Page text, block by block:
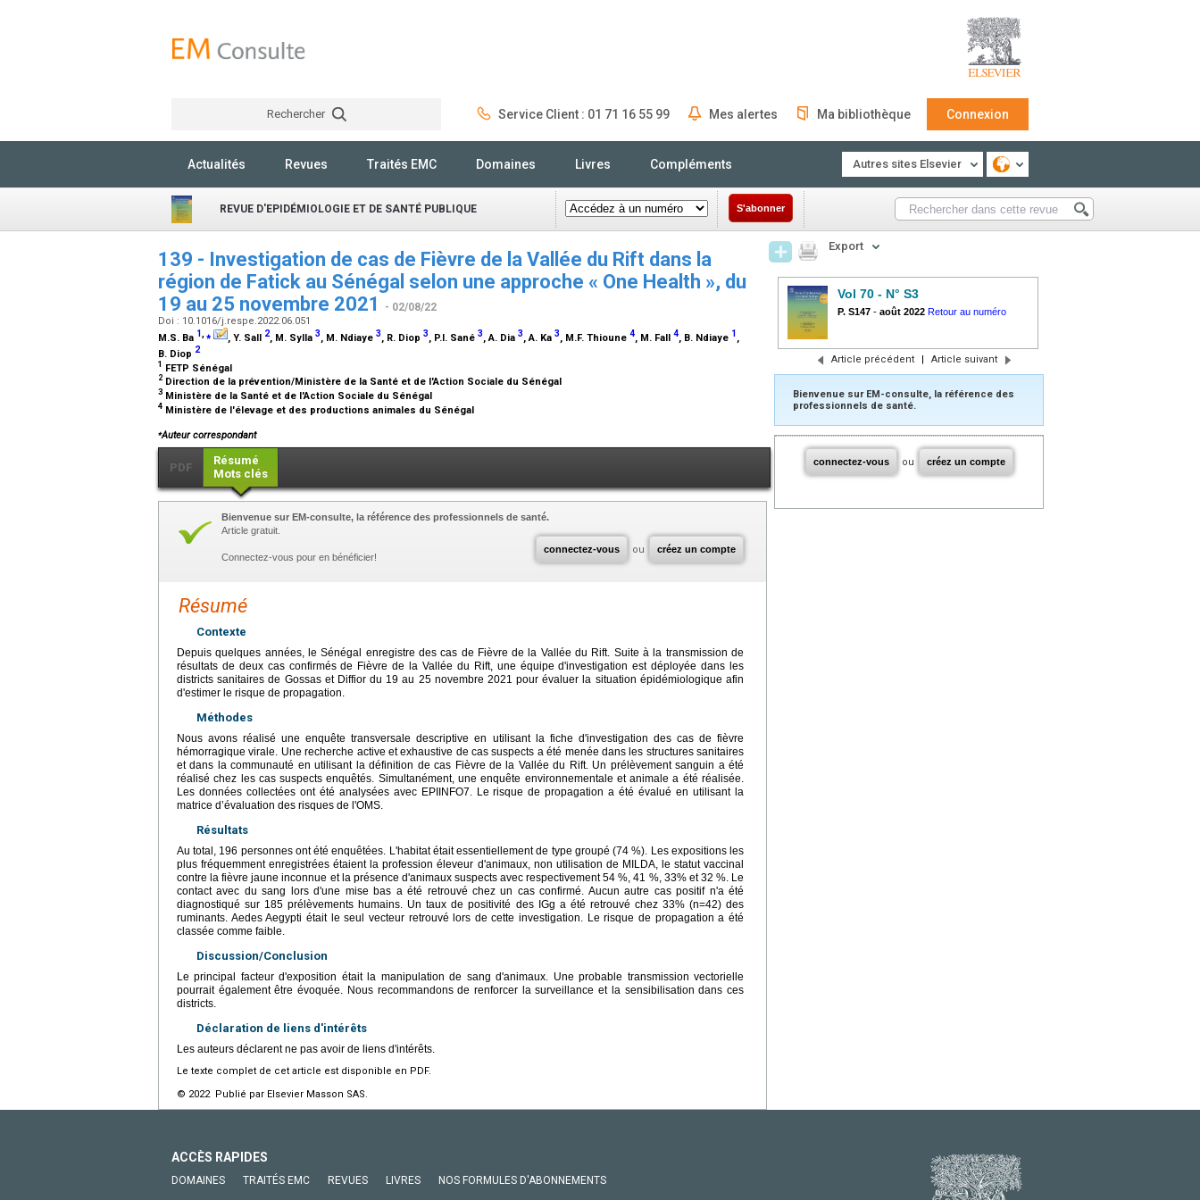
Rechercher Service Client : 01 71 16 55 99 Mes alertes Ma bibliothèque Connexion
Actualités Revues Traités EMC Domaines Livres Compléments Autres sites Elsevier
REVUE D'EPIDÉMIOLOGIE ET DE SANTÉ PUBLIQUE S'abonner
139 - Investigation de cas de Fièvre de la Vallée du Rift dans la
région de Fatick au Sénégal selon une approche « One Health », du
19 au 25 novembre 2021
- 02/08/22
Doi : 10.1016/j.respe.2022.06.051
M.S. Ba 1,⁎ , Y. Sall 2, M. Sylla 3, M. Ndiaye 3, R. Diop 3, P.I. Sané 3, A. Dia 3, A. Ka 3, M.F. Thioune 4, M. Fall 4, B. Ndiaye 1 ,
B. Diop 2
1 FETP Sénégal
2 Direction de la prévention/Ministère de la Santé et de l'Action Sociale du Sénégal
3 Ministère de la Santé et de l'Action Sociale du Sénégal
4 Ministère de l'élevage et des productions animales du Sénégal
⁎Auteur correspondant
PDF
Résumé
Mots clés
connectez-vous ou créez un compte
Bienvenue sur EM-consulte, la référence des professionnels de santé.
Article gratuit.
Connectez-vous pour en bénéficier!
Résumé
Contexte
Depuis quelques années, le Sénégal enregistre des cas de Fièvre de la Vallée du Rift. Suite à la transmission de
résultats de deux cas confirmés de Fièvre de la Vallée du Rift, une équipe d'investigation est déployée dans les
districts sanitaires de Gossas et Diffior du 19 au 25 novembre 2021 pour évaluer la situation épidémiologique afin
d'estimer le risque de propagation.
Méthodes
Nous avons réalisé une enquête transversale descriptive en utilisant la fiche d'investigation des cas de fièvre
hémorragique virale. Une recherche active et exhaustive de cas suspects a été menée dans les structures sanitaires
et dans la communauté en utilisant la définition de cas Fièvre de la Vallée du Rift. Un prélèvement sanguin a été
réalisé chez les cas suspects enquêtés. Simultanément, une enquête environnementale et animale a été réalisée.
Les données collectées ont été analysées avec EPIINFO7. Le risque de propagation a été évalué en utilisant la
matrice d’évaluation des risques de l'OMS.
Résultats
Au total, 196 personnes ont été enquêtées. L'habitat était essentiellement de type groupé (74 %). Les expositions les
plus fréquemment enregistrées étaient la profession éleveur d'animaux, non utilisation de MILDA, le statut vaccinal
contre la fièvre jaune inconnue et la présence d'animaux suspects avec respectivement 54 %, 41 %, 33% et 32 %. Le
contact avec du sang lors d'une mise bas a été retrouvé chez un cas confirmé. Aucun autre cas positif n'a été
diagnostiqué sur 185 prélèvements humains. Un taux de positivité des IGg a été retrouvé chez 33% (n=42) des
ruminants. Aedes Aegypti était le seul vecteur retrouvé lors de cette investigation. Le risque de propagation a été
classée comme faible.
Discussion/Conclusion
Le principal facteur d'exposition était la manipulation de sang d'animaux. Une probable transmission vectorielle
pourrait également être évoquée. Nous recommandons de renforcer la surveillance et la sensibilisation dans ces
districts.
Déclaration de liens d'intérêts
Les auteurs déclarent ne pas avoir de liens d'intérêts.
Le texte complet de cet article est disponible en PDF.
© 2022 Publié par Elsevier Masson SAS.
Export
Vol 70 - N° S3
P. S147 - août 2022 Retour au numéro
Article précédent | Article suivant
Bienvenue sur EM-consulte, la référence des
professionnels de santé.
connectez-vous ou créez un compte
ACCÈS RAPIDES
DOMAINES TRAITÉS EMC REVUES LIVRES NOS FORMULES D'ABONNEMENTS